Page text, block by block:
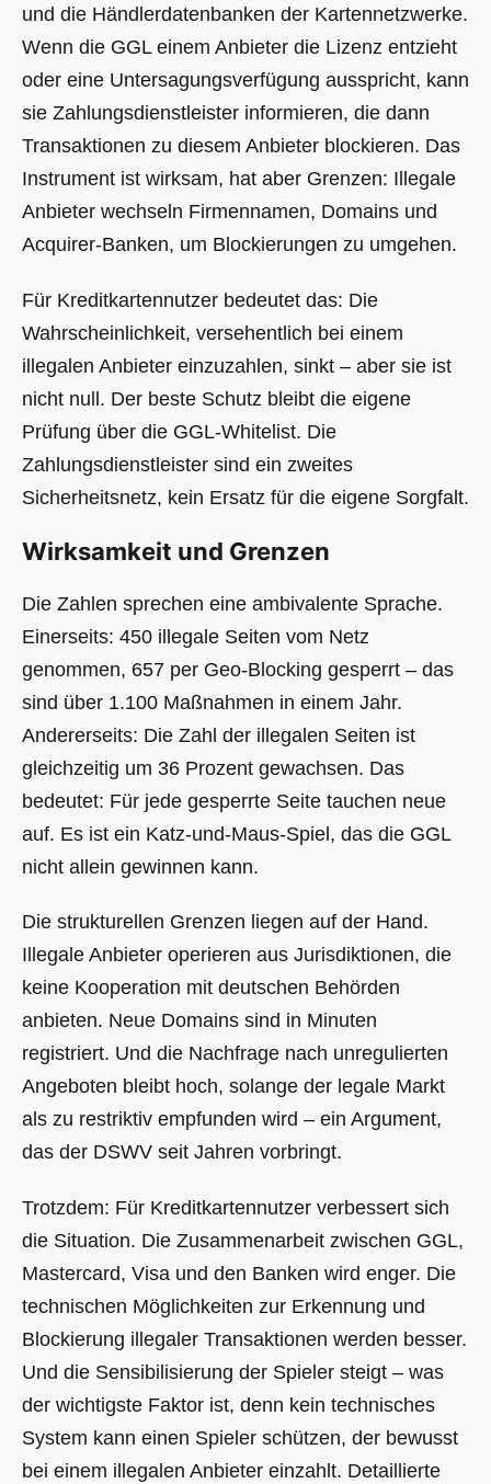
und die Händlerdatenbanken der Kartennetzwerke.
Wenn die GGL einem Anbieter die Lizenz entzieht
oder eine Untersagungsverfügung ausspricht, kann
sie Zahlungsdienstleister informieren, die dann
Transaktionen zu diesem Anbieter blockieren. Das
Instrument ist wirksam, hat aber Grenzen: Illegale
Anbieter wechseln Firmennamen, Domains und
Acquirer-Banken, um Blockierungen zu umgehen.
Für Kreditkartennutzer bedeutet das: Die
Wahrscheinlichkeit, versehentlich bei einem
illegalen Anbieter einzuzahlen, sinkt – aber sie ist
nicht null. Der beste Schutz bleibt die eigene
Prüfung über die GGL-Whitelist. Die
Zahlungsdienstleister sind ein zweites
Sicherheitsnetz, kein Ersatz für die eigene Sorgfalt.
Wirksamkeit und Grenzen
Die Zahlen sprechen eine ambivalente Sprache.
Einerseits: 450 illegale Seiten vom Netz
genommen, 657 per Geo-Blocking gesperrt – das
sind über 1.100 Maßnahmen in einem Jahr.
Andererseits: Die Zahl der illegalen Seiten ist
gleichzeitig um 36 Prozent gewachsen. Das
bedeutet: Für jede gesperrte Seite tauchen neue
auf. Es ist ein Katz-und-Maus-Spiel, das die GGL
nicht allein gewinnen kann.
Die strukturellen Grenzen liegen auf der Hand.
Illegale Anbieter operieren aus Jurisdiktionen, die
keine Kooperation mit deutschen Behörden
anbieten. Neue Domains sind in Minuten
registriert. Und die Nachfrage nach unregulierten
Angeboten bleibt hoch, solange der legale Markt
als zu restriktiv empfunden wird – ein Argument,
das der DSWV seit Jahren vorbringt.
Trotzdem: Für Kreditkartennutzer verbessert sich
die Situation. Die Zusammenarbeit zwischen GGL,
Mastercard, Visa und den Banken wird enger. Die
technischen Möglichkeiten zur Erkennung und
Blockierung illegaler Transaktionen werden besser.
Und die Sensibilisierung der Spieler steigt – was
der wichtigste Faktor ist, denn kein technisches
System kann einen Spieler schützen, der bewusst
bei einem illegalen Anbieter einzahlt. Detaillierte